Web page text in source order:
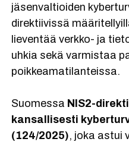
jäsenvaltioiden
direktiivissä
lieventää verkko- ja
uhkia sekä varmistaa
poikkeamatilanteissa.
Suomessa NIS2-
kansallisesti
(124/2025), joka astui